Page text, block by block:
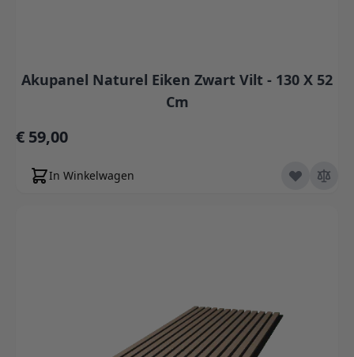
Akupanel Naturel Eiken Zwart Vilt - 130 X 52
Cm
€ 59,00
In Winkelwagen